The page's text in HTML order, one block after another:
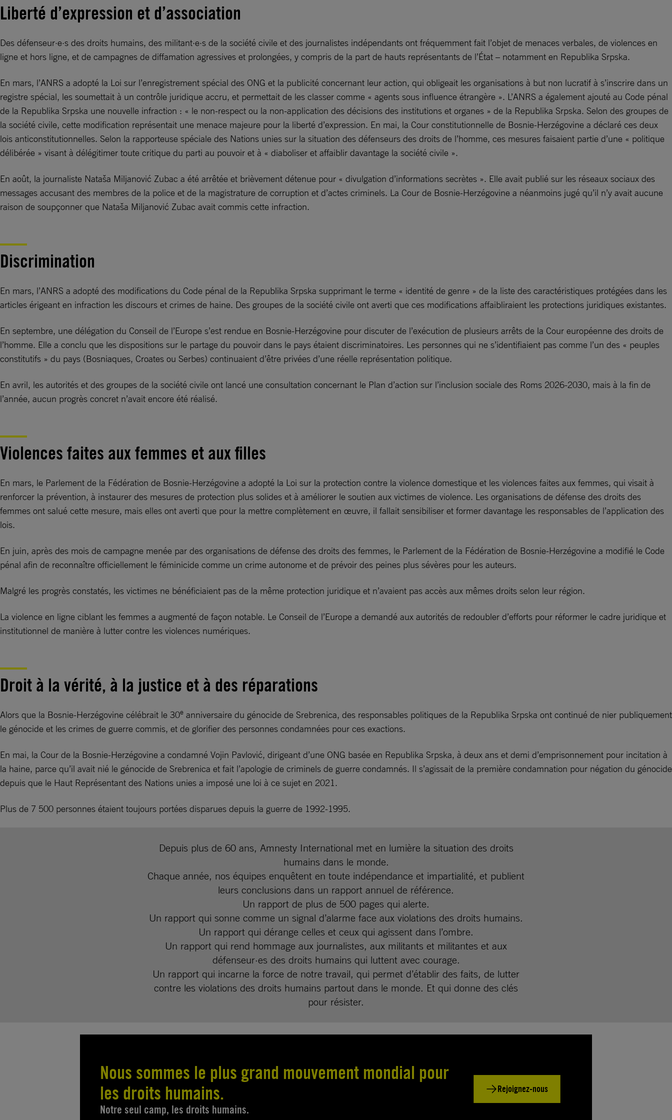
Liberté d’expression et d’association
Des défenseur·e·s des droits humains, des militant·e·s de la société civile et des journalistes indépendants ont fréquemment fait l’objet de menaces verbales, de violences en
ligne et hors ligne, et de campagnes de diffamation agressives et prolongées, y compris de la part de hauts représentants de l’État – notamment en Republika Srpska.
En mars, l’ANRS a adopté la Loi sur l’enregistrement spécial des ONG et la publicité concernant leur action, qui obligeait les organisations à but non lucratif à s’inscrire dans un
registre spécial, les soumettait à un contrôle juridique accru, et permettait de les classer comme « agents sous influence étrangère ». L’ANRS a également ajouté au Code pénal
de la Republika Srpska une nouvelle infraction : « le non-respect ou la non-application des décisions des institutions et organes » de la Republika Srpska. Selon des groupes de
la société civile, cette modification représentait une menace majeure pour la liberté d’expression. En mai, la Cour constitutionnelle de Bosnie-Herzégovine a déclaré ces deux
lois anticonstitutionnelles. Selon la rapporteuse spéciale des Nations unies sur la situation des défenseurs des droits de l’homme, ces mesures faisaient partie d’une « politique
délibérée » visant à délégitimer toute critique du parti au pouvoir et à « diaboliser et affaiblir davantage la société civile ».
En août, la journaliste Nataša Miljanović Zubac a été arrêtée et brièvement détenue pour « divulgation d’informations secrètes ». Elle avait publié sur les réseaux sociaux des
messages accusant des membres de la police et de la magistrature de corruption et d’actes criminels. La Cour de Bosnie-Herzégovine a néanmoins jugé qu’il n’y avait aucune
raison de soupçonner que Nataša Miljanović Zubac avait commis cette infraction.
Discrimination
En mars, l’ANRS a adopté des modifications du Code pénal de la Republika Srpska supprimant le terme « identité de genre » de la liste des caractéristiques protégées dans les
articles érigeant en infraction les discours et crimes de haine. Des groupes de la société civile ont averti que ces modifications affaibliraient les protections juridiques existantes.
En septembre, une délégation du Conseil de l’Europe s’est rendue en Bosnie-Herzégovine pour discuter de l’exécution de plusieurs arrêts de la Cour européenne des droits de
l’homme. Elle a conclu que les dispositions sur le partage du pouvoir dans le pays étaient discriminatoires. Les personnes qui ne s’identifiaient pas comme l’un des « peuples
constitutifs » du pays (Bosniaques, Croates ou Serbes) continuaient d’être privées d’une réelle représentation politique.
En avril, les autorités et des groupes de la société civile ont lancé une consultation concernant le Plan d’action sur l’inclusion sociale des Roms 2026-2030, mais à la fin de
l’année, aucun progrès concret n’avait encore été réalisé.
Violences faites aux femmes et aux filles
En mars, le Parlement de la Fédération de Bosnie-Herzégovine a adopté la Loi sur la protection contre la violence domestique et les violences faites aux femmes, qui visait à
renforcer la prévention, à instaurer des mesures de protection plus solides et à améliorer le soutien aux victimes de violence. Les organisations de défense des droits des
femmes ont salué cette mesure, mais elles ont averti que pour la mettre complètement en œuvre, il fallait sensibiliser et former davantage les responsables de l’application des
lois.
En juin, après des mois de campagne menée par des organisations de défense des droits des femmes, le Parlement de la Fédération de Bosnie-Herzégovine a modifié le Code
pénal afin de reconnaître officiellement le féminicide comme un crime autonome et de prévoir des peines plus sévères pour les auteurs.
Malgré les progrès constatés, les victimes ne bénéficiaient pas de la même protection juridique et n’avaient pas accès aux mêmes droits selon leur région.
La violence en ligne ciblant les femmes a augmenté de façon notable. Le Conseil de l’Europe a demandé aux autorités de redoubler d’efforts pour réformer le cadre juridique et
institutionnel de manière à lutter contre les violences numériques.
Droit à la vérité, à la justice et à des réparations
Alors que la Bosnie-Herzégovine célébrait le 30e anniversaire du génocide de Srebrenica, des responsables politiques de la Republika Srpska ont continué de nier publiquement
le génocide et les crimes de guerre commis, et de glorifier des personnes condamnées pour ces exactions.
En mai, la Cour de la Bosnie-Herzégovine a condamné Vojin Pavlović, dirigeant d’une ONG basée en Republika Srpska, à deux ans et demi d’emprisonnement pour incitation à
la haine, parce qu’il avait nié le génocide de Srebrenica et fait l’apologie de criminels de guerre condamnés. Il s’agissait de la première condamnation pour négation du génocide
depuis que le Haut Représentant des Nations unies a imposé une loi à ce sujet en 2021.
Plus de 7 500 personnes étaient toujours portées disparues depuis la guerre de 1992-1995.
Depuis plus de 60 ans, Amnesty International met en lumière la situation des droits
humains dans le monde.
Chaque année, nos équipes enquêtent en toute indépendance et impartialité, et publient
leurs conclusions dans un rapport annuel de référence.
Un rapport de plus de 500 pages qui alerte.
Un rapport qui sonne comme un signal d’alarme face aux violations des droits humains.
Un rapport qui dérange celles et ceux qui agissent dans l’ombre.
Un rapport qui rend hommage aux journalistes, aux militants et militantes et aux
défenseur·es des droits humains qui luttent avec courage.
Un rapport qui incarne la force de notre travail, qui permet d’établir des faits, de lutter
contre les violations des droits humains partout dans le monde. Et qui donne des clés
pour résister.
Nous sommes le plus grand mouvement mondial pour
les droits humains.
Notre seul camp, les droits humains.
Rejoignez-nous